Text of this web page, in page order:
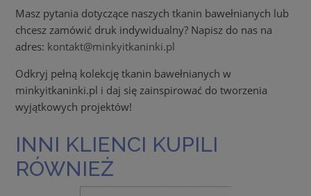
Masz pytania dotyczące naszych tkanin bawełnianych lub
chcesz zamówić druk indywidualny? Napisz do nas na
adres: kontakt@minkyitkaninki.pl
Odkryj pełną kolekcję tkanin bawełnianych w
minkyitkaninki.pl i daj się zainspirować do tworzenia
wyjątkowych projektów!
INNI KLIENCI KUPILI
RÓWNIEŻ